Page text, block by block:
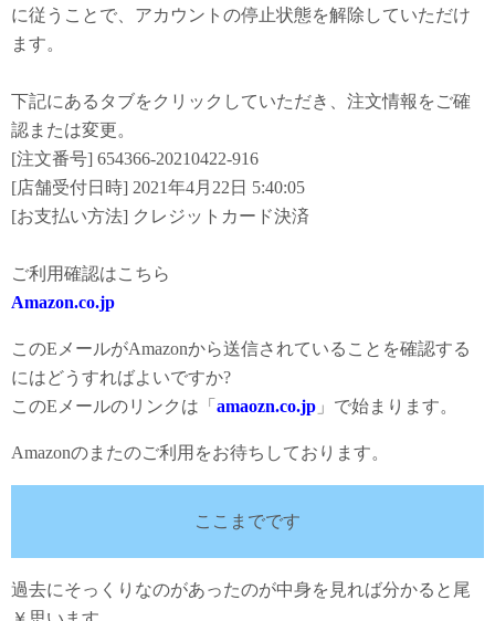
に従うことで、アカウントの停止状態を解除していただけ
ます。
下記にあるタブをクリックしていただき、注文情報をご確
認または変更。
[注文番号] 654366-20210422-916
[店舗受付日時] 2021年4月22日 5:40:05
[お支払い方法] クレジットカード決済
ご利用確認はこちら
Amazon.co.jp
このEメールがAmazonから送信されていることを確認する
にはどうすればよいですか?
このEメールのリンクは「 amaozn.co.jp 」で始まります。
Amazonのまたのご利用をお待ちしております。
ここまでです
過去にそっくりなのがあったのが中身を見れば分かると尾